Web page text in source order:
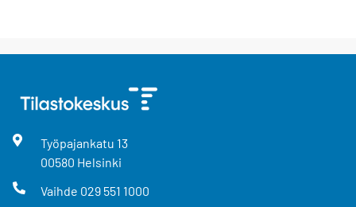
Työpajankatu 13
00580 Helsinki
Vaihde 029 551 1000